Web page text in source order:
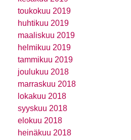
toukokuu 2019
huhtikuu 2019
maaliskuu 2019
helmikuu 2019
tammikuu 2019
joulukuu 2018
marraskuu 2018
lokakuu 2018
syyskuu 2018
elokuu 2018
heinäkuu 2018